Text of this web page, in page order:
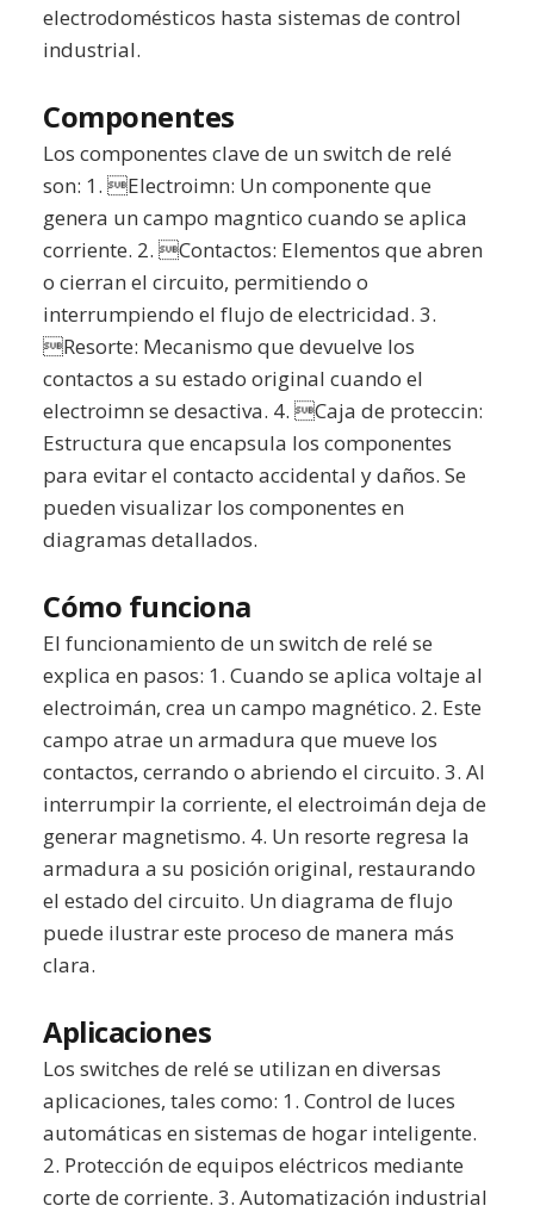
electrodomésticos hasta sistemas de control
industrial.
Componentes
Los componentes clave de un switch de relé
son: 1. Electroimn: Un componente que
genera un campo magntico cuando se aplica
corriente. 2. Contactos: Elementos que abren
o cierran el circuito, permitiendo o
interrumpiendo el flujo de electricidad. 3.
Resorte: Mecanismo que devuelve los
contactos a su estado original cuando el
electroimn se desactiva. 4. Caja de proteccin:
Estructura que encapsula los componentes
para evitar el contacto accidental y daños. Se
pueden visualizar los componentes en
diagramas detallados.
Cómo funciona
El funcionamiento de un switch de relé se
explica en pasos: 1. Cuando se aplica voltaje al
electroimán, crea un campo magnético. 2. Este
campo atrae un armadura que mueve los
contactos, cerrando o abriendo el circuito. 3. Al
interrumpir la corriente, el electroimán deja de
generar magnetismo. 4. Un resorte regresa la
armadura a su posición original, restaurando
el estado del circuito. Un diagrama de flujo
puede ilustrar este proceso de manera más
clara.
Aplicaciones
Los switches de relé se utilizan en diversas
aplicaciones, tales como: 1. Control de luces
automáticas en sistemas de hogar inteligente.
2. Protección de equipos eléctricos mediante
corte de corriente. 3. Automatización industrial